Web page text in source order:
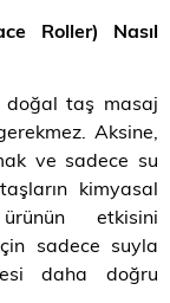
Roller) Nasıl
doğal taş masaj
Aksine,
ve sadece su
kimyasal
etkisini
sadece suyla
daha doğru